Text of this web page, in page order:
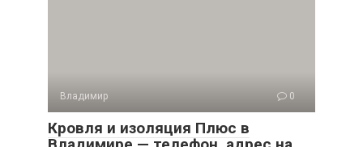
Владимир 0
Кровля и изоляция Плюс в